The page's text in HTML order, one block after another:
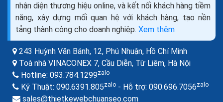
nhận diện thương hiệu online, và kết nối khách hàng tiềm
năng, xây dựng mối quan hệ với khách hàng, tạo nền
tảng thành công cho doanh nghiệp. Xem thêm
243 Huỳnh Văn Bánh, 12, Phú Nhuận, Hồ Chí Minh
Toà nhà VINACONEX 7, Cầu Diễn, Từ Liêm, Hà Nội
Hotline: 093.784.1299zalo
Kỹ Thuật: 090.6391.805zalo - Hỗ trợ: 090.696.7056zalo
sales@thietkewebchuanseo.com